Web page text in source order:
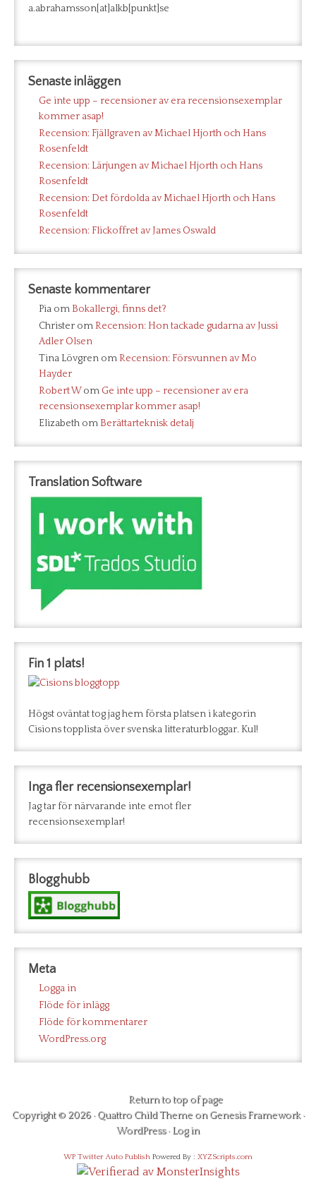
a.abrahamsson[at]alkb[punkt]se
Senaste inläggen
Ge inte upp – recensioner av era recensionsexemplar
kommer asap!
Recension: Fjällgraven av Michael Hjorth och Hans
Rosenfeldt
Recension: Lärjungen av Michael Hjorth och Hans
Rosenfeldt
Recension: Det fördolda av Michael Hjorth och Hans
Rosenfeldt
Recension: Flickoffret av James Oswald
Senaste kommentarer
Pia om Bokallergi, finns det?
Christer om Recension: Hon tackade gudarna av Jussi
Adler Olsen
Tina Lövgren om Recension: Försvunnen av Mo
Hayder
Robert Wom Ge inte upp – recensioner av era
recensionsexemplar kommer asap!
Elizabeth om Berättarteknisk detalj
Translation Software
Fin 1 plats!
Högst oväntat tog jag hem första platsen i kategorin
Cisions topplista över svenska litteraturbloggar. Kul!
Inga fler recensionsexemplar!
Jag tar för närvarande inte emot fler
recensionsexemplar!
Blogghubb
Meta
Logga in
Flöde för inlägg
Flöde för kommentarer
WordPress.org
Return to top of page
Copyright © 2026 ·Quattro Child ThemeonGenesis Framework·
WordPress·Log in
WP Twitter Auto Publish Powered By : XYZScripts.com